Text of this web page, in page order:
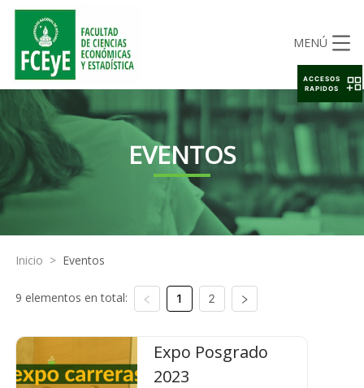
MENÚ
EVENTOS
Inicio > Eventos
9 elementos en total: 1 2
Expo Posgrado
2023
ACCESOS
RAPIDOS